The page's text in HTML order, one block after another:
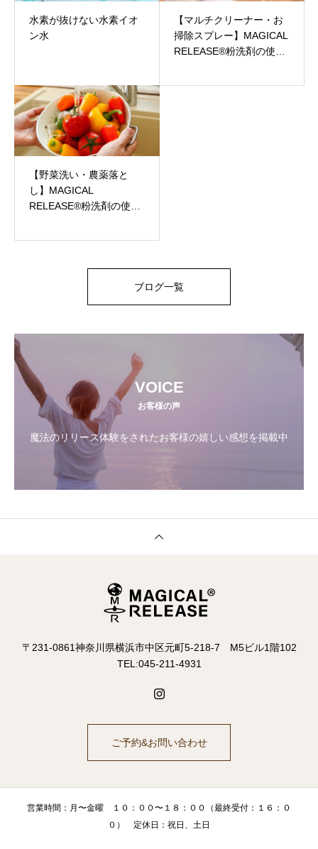
水素が抜けない水素イオ
ン水
【マルチクリーナー・お
掃除スプレー】MAGICAL
RELEASE®︎粉洗剤の使い
【野菜洗い・農薬落と
し】MAGICAL
RELEASE®︎粉洗剤の使い
ブログ一覧
VOICE
お客様の声
魔法のリリース体験をされたお客様の嬉しい感想を掲載中
〒231-0861神奈川県横浜市中区元町5-218-7 M5ビル1階102
TEL:045-211-4931
ご予約&お問い合わせ
営業時間：月〜金曜 １０：００〜１８：００（最終受付：１６：０
０） 定休日：祝日、土日